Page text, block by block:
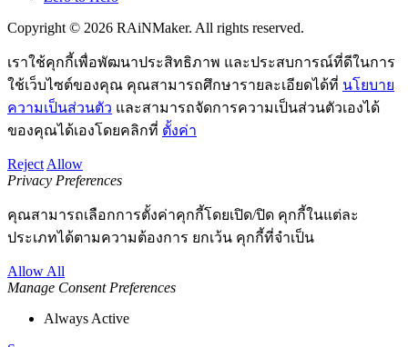
Copyright © 2026 RAiNMaker. All rights reserved.
เราใช้คุกกี้เพื่อพัฒนาประสิทธิภาพ และประสบการณ์ที่ดีในการ
ใช้เว็บไซต์ของคุณ คุณสามารถศึกษารายละเอียดได้ที่ นโยบาย
ความเป็นส่วนตัว และสามารถจัดการความเป็นส่วนตัวเองได้
ของคุณได้เองโดยคลิกที่ ตั้งค่า
Reject Allow
Privacy Preferences
คุณสามารถเลือกการตั้งค่าคุกกี้โดยเปิด/ปิด คุกกี้ในแต่ละ
ประเภทได้ตามความต้องการ ยกเว้น คุกกี้ที่จำเป็น
Allow All
Manage Consent Preferences
Always Active